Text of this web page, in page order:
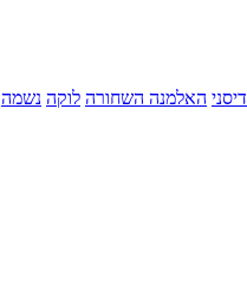
דיסני האלמנה השחורה לוקה נשמה